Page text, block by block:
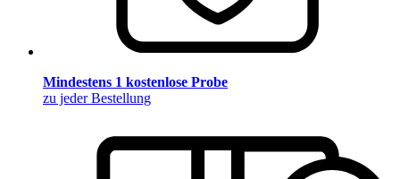
Mindestens 1 kostenlose Probe
zu jeder Bestellung